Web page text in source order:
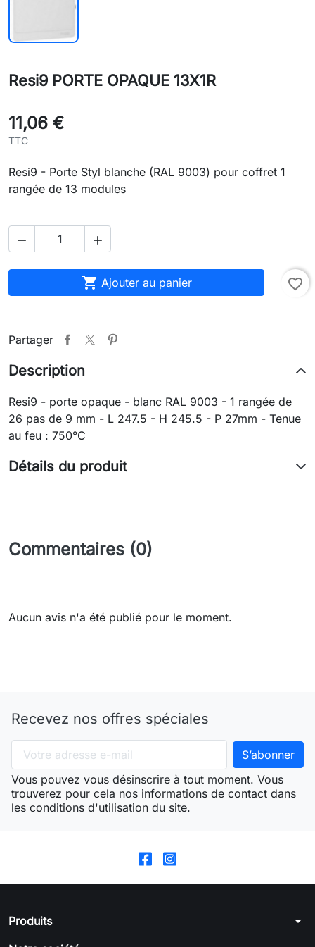
Resi9 PORTE OPAQUE 13X1R
11,06 €
TTC
Resi9 - Porte Styl blanche (RAL 9003) pour coffret 1
rangée de 13 modules
 
 Ajouter au panier favorite_border
Partager
Description
Resi9 - porte opaque - blanc RAL 9003 - 1 rangée de
26 pas de 9 mm - L 247.5 - H 245.5 - P 27mm - Tenue
au feu : 750°C
Détails du produit
Commentaires (0)
Aucun avis n'a été publié pour le moment.
Recevez nos offres spéciales
Vous pouvez vous désinscrire à tout moment. Vous
trouverez pour cela nos informations de contact dans
les conditions d'utilisation du site.
Produits arrow_drop_down